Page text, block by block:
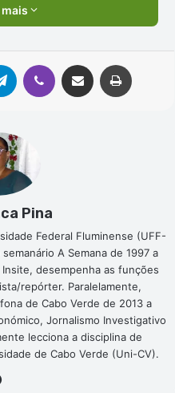
Telegram Viber Compartilhar via e-mail
Pina
Federal Fluminense (UFF-
A Semana de 1997 a
desempenha as funções
repórter. Paralelamente,
de Cabo Verde de 2013 a
Jornalismo Investigativo
lecciona a disciplina de
de Cabo Verde (Uni-CV).